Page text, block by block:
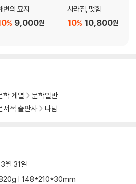
변의 묘지
9,000원
%
사라짐, 맺힘
10,800원
10%
학 계열
문학일반
서적 출판사 나남
월 31일
| 148*210*30mm